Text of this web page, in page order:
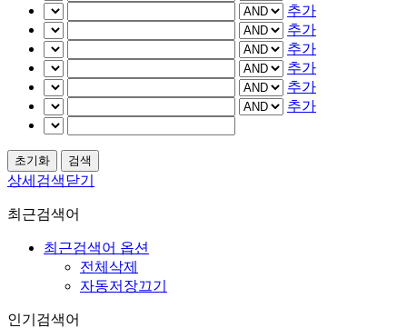
추가
추가
추가
추가
추가
추가
상세검색닫기
최근검색어
최근검색어 옵션
전체삭제
자동저장끄기
인기검색어